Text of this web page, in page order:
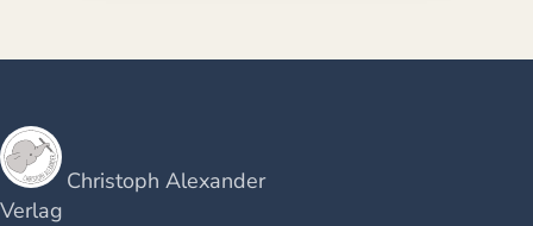
Christoph Alexander
Verlag